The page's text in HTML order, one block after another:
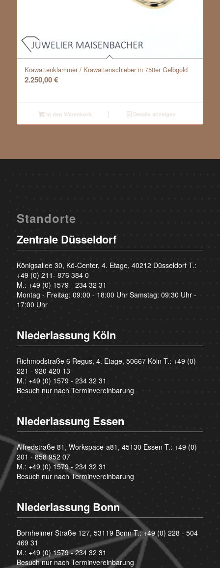
Krawattenklammer / Krawattenschieber in 750er Gelbgold
2.250,00€
In den Warenkorb Details anzeigen
Standorte
Zentrale Düsseldorf
Königsallee 30, Kö-Center, 4. Etage, 40212 Düsseldorf T.:
+49 (0) 211- 876 384 0
M.: +49 (0) 1579 - 234 32 31
Montag - Freitag: 09:00 - 18:00 Uhr Samstag: 09:30 Uhr -
17:00 Uhr
Niederlassung Köln
Richmodstraße 6 Regus, 4. Etage, 50667 Köln T.: +49 (0)
221 - 920 420 13
M.: +49 (0) 1579 - 234 32 31
Besuch nur nach Terminvereinbarung
Niederlassung Essen
Alfredstraße 81, Workspace-a81, 45130 Essen T.: +49 (0)
201 - 858 952 07
M.: +49 (0) 1579 - 234 32 31
Besuch nur nach Terminvereinbarung
Niederlassung Bonn
Bornheimer Straße 127, 53119 Bonn T.:+49 (0) 228 - 504
469 31
M.: +49 (0) 1579 - 234 32 31
Besuch nur nach Terminvereinbarung